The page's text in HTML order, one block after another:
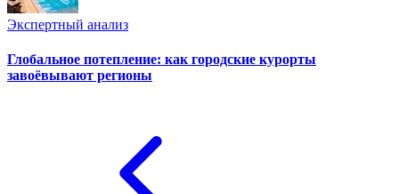
Экспертный анализ
Глобальное потепление: как городские курорты
завоёвывают регионы